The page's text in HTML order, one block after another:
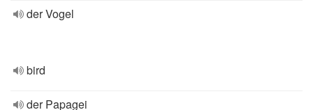
der Vogel
bird
der Papagei